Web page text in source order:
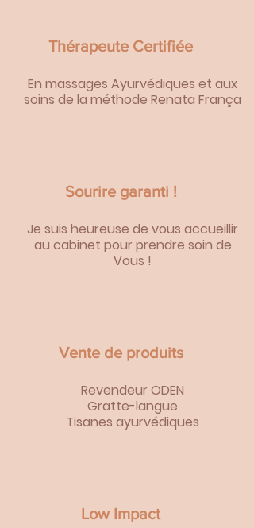
Thérapeute Certifiée
En massages Ayurvédiques et aux
soins de la méthode Renata França
Sourire garanti !
Je suis heureuse de vous accueillir
au cabinet pour prendre soin de
Vous !
Vente de produits
Revendeur ODEN
Gratte-langue
Tisanes ayurvédiques
Low Impact